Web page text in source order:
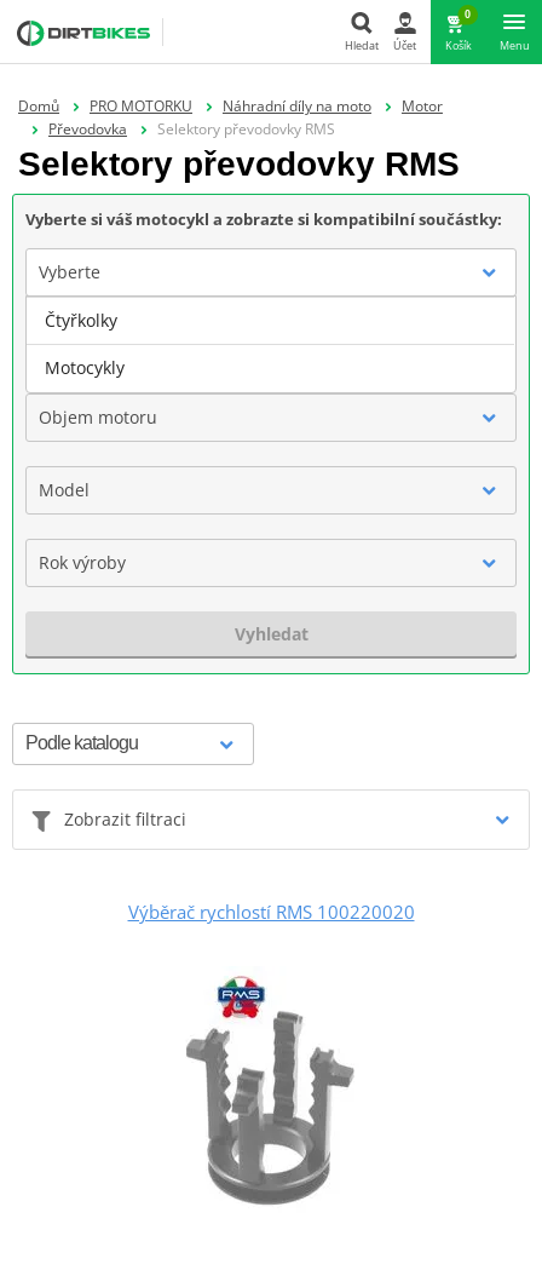
Hledat Účet
0
Košík Menu
Domů PRO MOTORKU Náhradní díly na moto
Motor
Převodovka
Selektory převodovky RMS
Selektory převodovky RMS
Vyberte si váš motocykl a zobrazte si kompatibilní součástky:
Vyberte
Značka
Objem motoru
Model
Rok výroby
Vyhledat
Zobrazit filtraci
Výběrač rychlostí RMS 100220020
Čtyřkolky
Motocykly